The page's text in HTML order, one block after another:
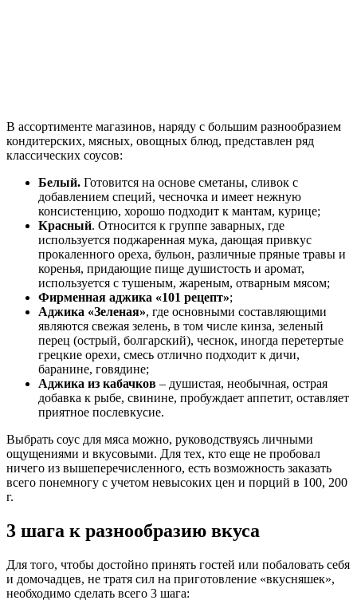
В ассортименте магазинов, наряду с большим разнообразием
кондитерских, мясных, овощных блюд, представлен ряд
классических соусов:
Белый. Готовится на основе сметаны, сливок с
добавлением специй, чесночка и имеет нежную
консистенцию, хорошо подходит к мантам, курице;
Красный. Относится к группе заварных, где
используется поджаренная мука, дающая привкус
прокаленного ореха, бульон, различные пряные травы и
коренья, придающие пище душистость и аромат,
используется с тушеным, жареным, отварным мясом;
Фирменная аджика «101 рецепт»;
Аджика «Зеленая», где основными составляющими
являются свежая зелень, в том числе кинза, зеленый
перец (острый, болгарский), чеснок, иногда перетертые
грецкие орехи, смесь отлично подходит к дичи,
баранине, говядине;
Аджика из кабачков – душистая, необычная, острая
добавка к рыбе, свинине, пробуждает аппетит, оставляет
приятное послевкусие.
Выбрать соус для мяса можно, руководствуясь личными
ощущениями и вкусовыми. Для тех, кто еще не пробовал
ничего из вышеперечисленного, есть возможность заказать
всего понемногу с учетом невысоких цен и порций в 100, 200
г.
3 шага к разнообразию вкуса
Для того, чтобы достойно принять гостей или побаловать себя
и домочадцев, не тратя сил на приготовление «вкусняшек»,
необходимо сделать всего 3 шага: